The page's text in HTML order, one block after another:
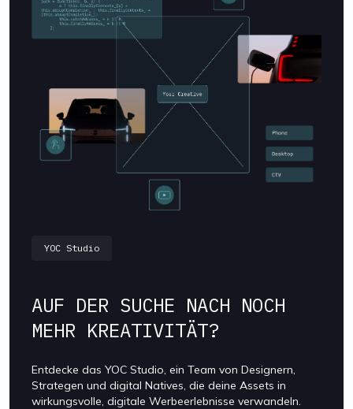
YOC Studio
AUF DER SUCHE NACH NOCH
MEHR KREATIVITÄT?
Entdecke das YOC Studio, ein Team von Designern,
Strategen und digital Natives, die deine Assets in
wirkungsvolle, digitale Werbeerlebnisse verwandeln.